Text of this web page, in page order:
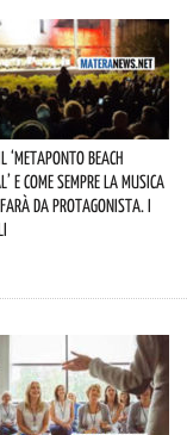
‘Metaponto beach
e come sempre la musica
farà da protagonista. I